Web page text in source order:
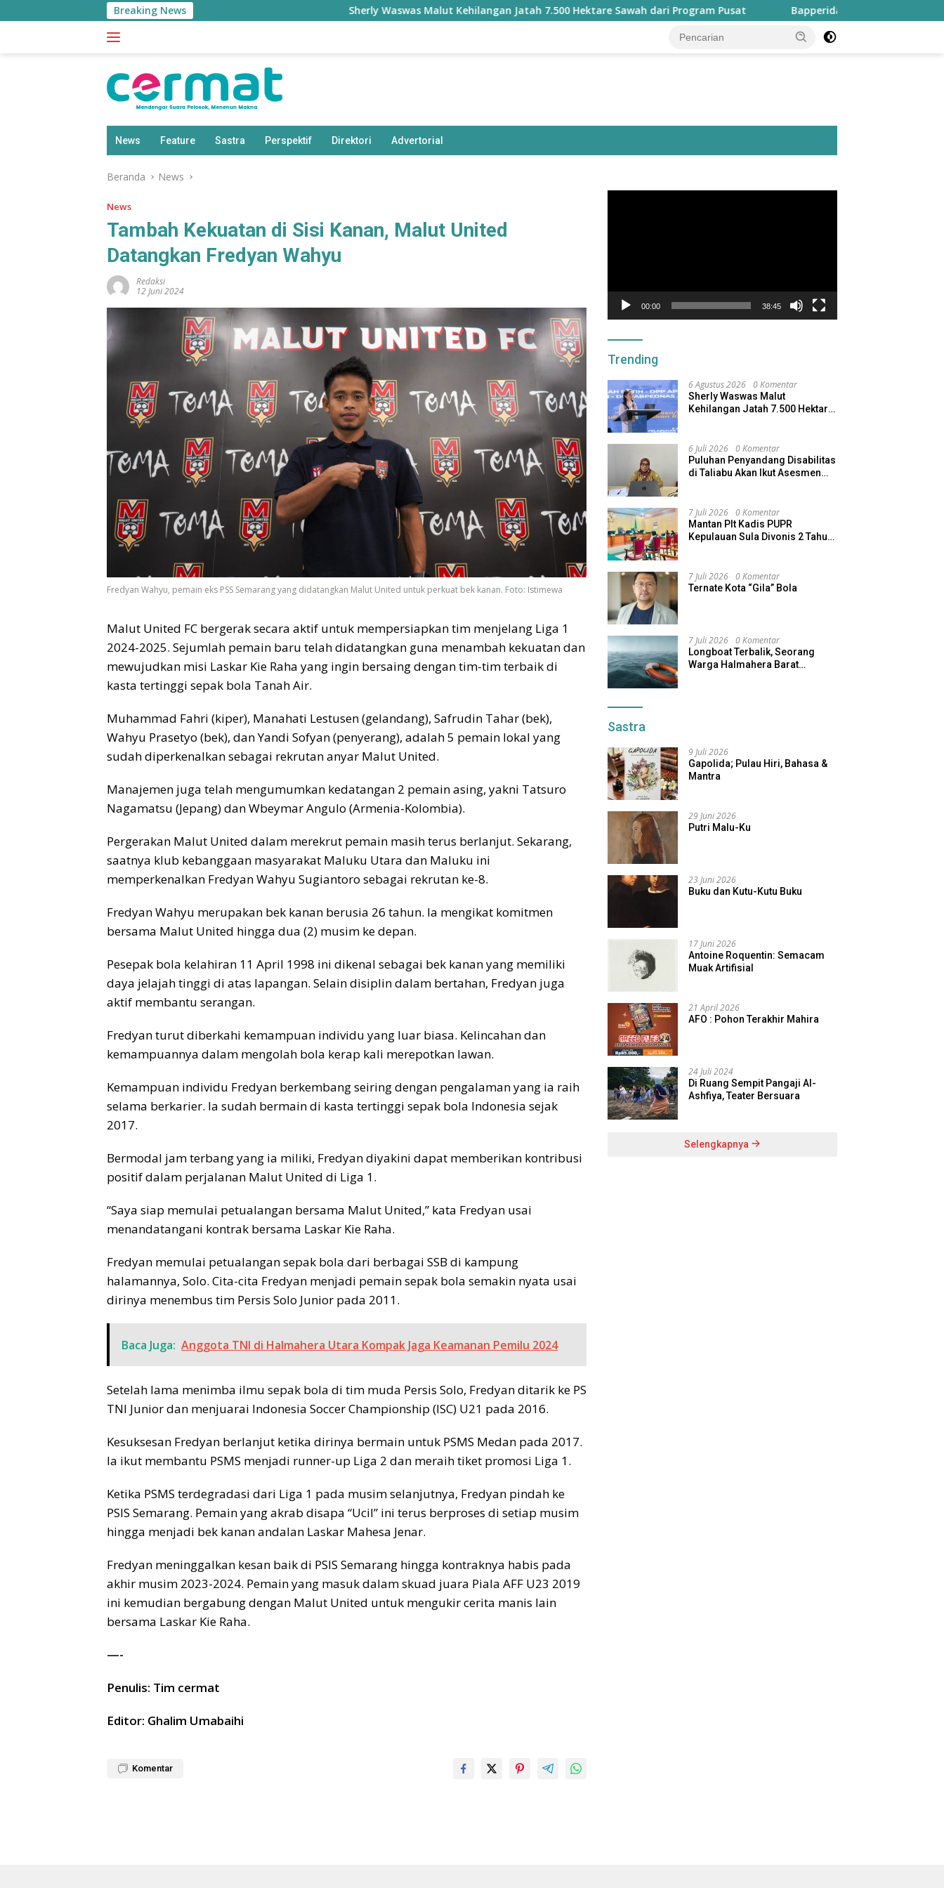
ke
Breaking News Sherly Waswas Malut Kehilangan Jatah 7.500 Hektare Sawah dari Program Pusat Bapperida: Taliabu Butuh Rp2 Triliun
News Feature Sastra Perspektif Direktori Advertorial
Beranda News
News
Tambah Kekuatan di Sisi Kanan, Malut United
Datangkan Fredyan Wahyu
Redaksi
12 Juni 2024
Fredyan Wahyu, pemain eks PSS Semarang yang didatangkan Malut United untuk perkuat bek kanan. Foto: Istimewa
Malut United FC bergerak secara aktif untuk mempersiapkan tim menjelang Liga 1
2024-2025. Sejumlah pemain baru telah didatangkan guna menambah kekuatan dan
mewujudkan misi Laskar Kie Raha yang ingin bersaing dengan tim-tim terbaik di
kasta tertinggi sepak bola Tanah Air.
Muhammad Fahri (kiper), Manahati Lestusen (gelandang), Safrudin Tahar (bek),
Wahyu Prasetyo (bek), dan Yandi Sofyan (penyerang), adalah 5 pemain lokal yang
sudah diperkenalkan sebagai rekrutan anyar Malut United.
Manajemen juga telah mengumumkan kedatangan 2 pemain asing, yakni Tatsuro
Nagamatsu (Jepang) dan Wbeymar Angulo (Armenia-Kolombia).
Pergerakan Malut United dalam merekrut pemain masih terus berlanjut. Sekarang,
saatnya klub kebanggaan masyarakat Maluku Utara dan Maluku ini
memperkenalkan Fredyan Wahyu Sugiantoro sebagai rekrutan ke-8.
Fredyan Wahyu merupakan bek kanan berusia 26 tahun. Ia mengikat komitmen
bersama Malut United hingga dua (2) musim ke depan.
Pesepak bola kelahiran 11 April 1998 ini dikenal sebagai bek kanan yang memiliki
daya jelajah tinggi di atas lapangan. Selain disiplin dalam bertahan, Fredyan juga
aktif membantu serangan.
Fredyan turut diberkahi kemampuan individu yang luar biasa. Kelincahan dan
kemampuannya dalam mengolah bola kerap kali merepotkan lawan.
Kemampuan individu Fredyan berkembang seiring dengan pengalaman yang ia raih
selama berkarier. Ia sudah bermain di kasta tertinggi sepak bola Indonesia sejak
2017.
Bermodal jam terbang yang ia miliki, Fredyan diyakini dapat memberikan kontribusi
positif dalam perjalanan Malut United di Liga 1.
“Saya siap memulai petualangan bersama Malut United,” kata Fredyan usai
menandatangani kontrak bersama Laskar Kie Raha.
Fredyan memulai petualangan sepak bola dari berbagai SSB di kampung
halamannya, Solo. Cita-cita Fredyan menjadi pemain sepak bola semakin nyata usai
dirinya menembus tim Persis Solo Junior pada 2011.
Baca Juga: Anggota TNI di Halmahera Utara Kompak Jaga Keamanan Pemilu 2024
Setelah lama menimba ilmu sepak bola di tim muda Persis Solo, Fredyan ditarik ke PS
TNI Junior dan menjuarai Indonesia Soccer Championship (ISC) U21 pada 2016.
Kesuksesan Fredyan berlanjut ketika dirinya bermain untuk PSMS Medan pada 2017.
Ia ikut membantu PSMS menjadi runner-up Liga 2 dan meraih tiket promosi Liga 1.
Ketika PSMS terdegradasi dari Liga 1 pada musim selanjutnya, Fredyan pindah ke
PSIS Semarang. Pemain yang akrab disapa “Ucil” ini terus berproses di setiap musim
hingga menjadi bek kanan andalan Laskar Mahesa Jenar.
Fredyan meninggalkan kesan baik di PSIS Semarang hingga kontraknya habis pada
akhir musim 2023-2024. Pemain yang masuk dalam skuad juara Piala AFF U23 2019
ini kemudian bergabung dengan Malut United untuk mengukir cerita manis lain
bersama Laskar Kie Raha.
—-
Penulis: Tim cermat
Editor: Ghalim Umabaihi
Komentar
00:00 38:45
Trending
6 Agustus 2026 0 Komentar
Sherly Waswas Malut
Kehilangan Jatah 7.500 Hektare
6 Juli 2026 0 Komentar
Puluhan Penyandang Disabilitas
di Taliabu Akan Ikut Asesmen
7 Juli 2026 0 Komentar
Mantan Plt Kadis PUPR
Kepulauan Sula Divonis 2 Tahun
7 Juli 2026 0 Komentar
Ternate Kota “Gila” Bola
7 Juli 2026 0 Komentar
Longboat Terbalik, Seorang
Warga Halmahera Barat
Sastra
9 Juli 2026
Gapolida; Pulau Hiri, Bahasa &
Mantra
29 Juni 2026
Putri Malu-Ku
23 Juni 2026
Buku dan Kutu-Kutu Buku
17 Juni 2026
Antoine Roquentin: Semacam
Muak Artifisial
21 April 2026
AFO : Pohon Terakhir Mahira
24 Juli 2024
Di Ruang Sempit Pangaji Al-
Ashfiya, Teater Bersuara
Selengkapnya